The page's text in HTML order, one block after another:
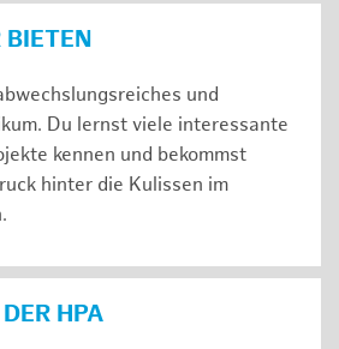
und
Du lernst viele interessante
kennen und bekommst
hinter die Kulissen im
HPA